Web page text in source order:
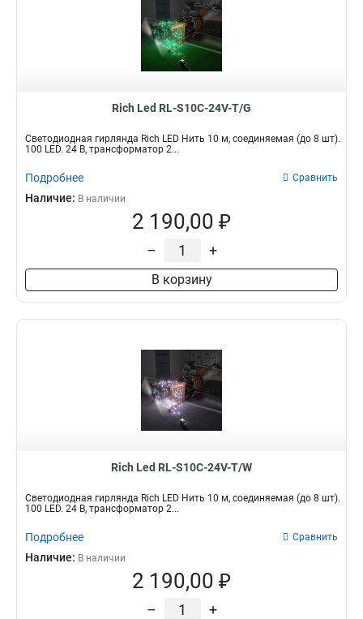
Rich Led RL-S10C-24V-T/G
Светодиодная гирлянда Rich LED Нить 10 м, соединяемая (до 8 шт).
100 LED. 24 B, трансформатор 2...
Подробнее Сравнить
Наличие: В наличии
2 190,00 ₽
– +
В корзину
Rich Led RL-S10C-24V-T/W
Светодиодная гирлянда Rich LED Нить 10 м, соединяемая (до 8 шт).
100 LED. 24 B, трансформатор 2...
Подробнее Сравнить
Наличие: В наличии
2 190,00 ₽
– +